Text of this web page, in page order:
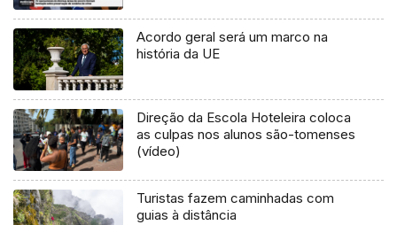
Acordo geral será um marco na
história da UE
Direção da Escola Hoteleira coloca
as culpas nos alunos são-tomenses
(vídeo)
Turistas fazem caminhadas com
guias à distância